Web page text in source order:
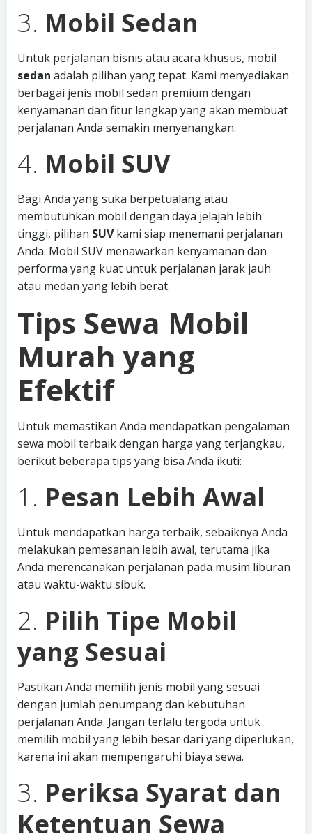
3. Mobil Sedan
Untuk perjalanan bisnis atau acara khusus, mobil
sedan adalah pilihan yang tepat. Kami menyediakan
berbagai jenis mobil sedan premium dengan
kenyamanan dan fitur lengkap yang akan membuat
perjalanan Anda semakin menyenangkan.
4. Mobil SUV
Bagi Anda yang suka berpetualang atau
membutuhkan mobil dengan daya jelajah lebih
tinggi, pilihan SUVkami siap menemani perjalanan
Anda. Mobil SUV menawarkan kenyamanan dan
performa yang kuat untuk perjalanan jarak jauh
atau medan yang lebih berat.
Tips Sewa Mobil
Murah yang
Efektif
Untuk memastikan Anda mendapatkan pengalaman
sewa mobil terbaik dengan harga yang terjangkau,
berikut beberapa tips yang bisa Anda ikuti:
1. Pesan Lebih Awal
Untuk mendapatkan harga terbaik, sebaiknya Anda
melakukan pemesanan lebih awal, terutama jika
Anda merencanakan perjalanan pada musim liburan
atau waktu-waktu sibuk.
2. Pilih Tipe Mobil
yang Sesuai
Pastikan Anda memilih jenis mobil yang sesuai
dengan jumlah penumpang dan kebutuhan
perjalanan Anda. Jangan terlalu tergoda untuk
memilih mobil yang lebih besar dari yang diperlukan,
karena ini akan mempengaruhi biaya sewa.
3. Periksa Syarat dan
Ketentuan Sewa